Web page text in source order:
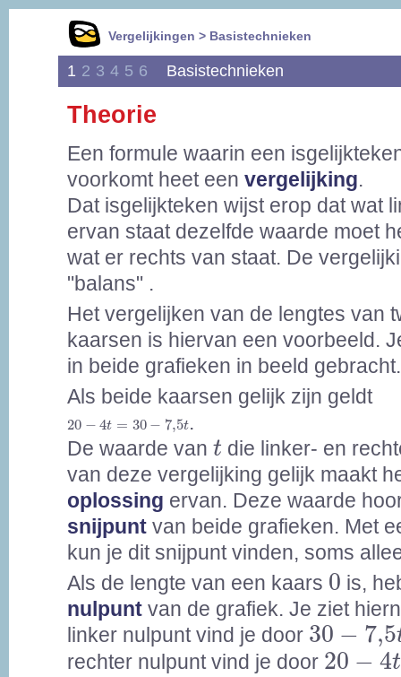
Vergelijkingen > Basistechnieken
1 2 3 4 5 6 Basistechnieken
Theorie
Een formule waarin een
voorkomt heet een vergelijking.
Dat isgelijkteken wijst erop dat wat
ervan staat dezelfde waarde moet
wat er rechts van staat. De
"balans" .
Het vergelijken van de lengtes van
kaarsen is hiervan een voorbeeld.
in beide grafieken in beeld gebracht.
Als beide kaarsen gelijk zijn geldt
20 − 4t = 30 − 7,5t
20 =30 7,5
.
De waarde van t
t die linker- en
van deze vergelijking gelijk maakt
oplossing ervan. Deze waarde
snijpunt van beide grafieken. Met
kun je dit snijpunt vinden, soms
Als de lengte van een kaars 0
0 is,
nulpunt van de grafiek. Je ziet
linker nulpunt vind je door 30 − 7,5
30-7,5t
rechter nulpunt vind je door 20 − 4t
20 4 t=